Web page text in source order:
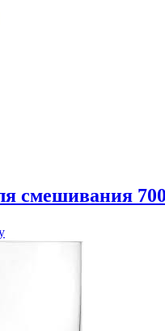
смешивания